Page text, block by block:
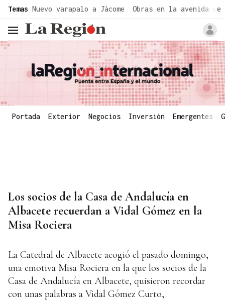
Temas Nuevo varapalo a Jácome Obras en la avenida de
header.menu.open
Portada Exterior Negocios Inversión Emergentes
Los socios de la Casa de Andalucía en
Albacete recuerdan a Vidal Gómez en la
Misa Rociera
La Catedral de Albacete acogió el pasado domingo,
una emotiva Misa Rociera en la que los socios de la
Casa de Andalucía en Albacete, quisieron recordar
con unas palabras a Vidal Gómez Curto,